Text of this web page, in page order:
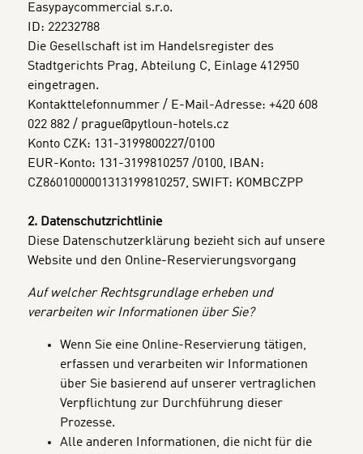
Easypaycommercial s.r.o.
ID: 22232788
Die Gesellschaft ist im Handelsregister des
Stadtgerichts Prag, Abteilung C, Einlage 412950
eingetragen.
Kontakttelefonnummer / E-Mail-Adresse: +420 608
022 882 / prague@pytloun-hotels.cz
Konto CZK: 131-3199800227/0100
EUR-Konto: 131-3199810257 /0100, IBAN:
CZ8601000001313199810257, SWIFT: KOMBCZPP
2. Datenschutzrichtlinie
Diese Datenschutzerklärung bezieht sich auf unsere
Website und den Online-Reservierungsvorgang
Auf welcher Rechtsgrundlage erheben und
verarbeiten wir Informationen über Sie?
Wenn Sie eine Online-Reservierung tätigen,
erfassen und verarbeiten wir Informationen
über Sie basierend auf unserer vertraglichen
Verpflichtung zur Durchführung dieser
Prozesse.
Alle anderen Informationen, die nicht für die